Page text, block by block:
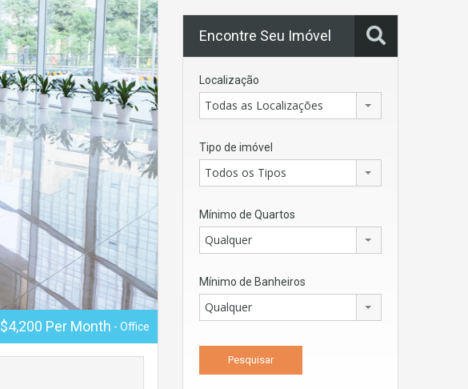
$4,200 Per Month - Office
Encontre Seu Imóvel
Localização
Todas as Localizações
Tipo de imóvel
Todos os Tipos
Mínimo de Quartos
Qualquer
Mínimo de Banheiros
Qualquer